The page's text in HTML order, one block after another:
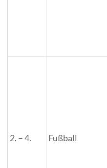
2. – 4. Fußball